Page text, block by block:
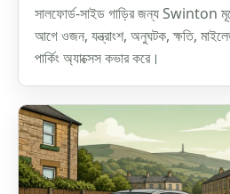
সালফোর্ড-সাইড গাড়ির জন্য Swinton
আগে ওজন, যন্ত্রাংশ, অনুঘটক, ক্ষতি,
পার্কিং অ্যাক্সেস কভার করে।